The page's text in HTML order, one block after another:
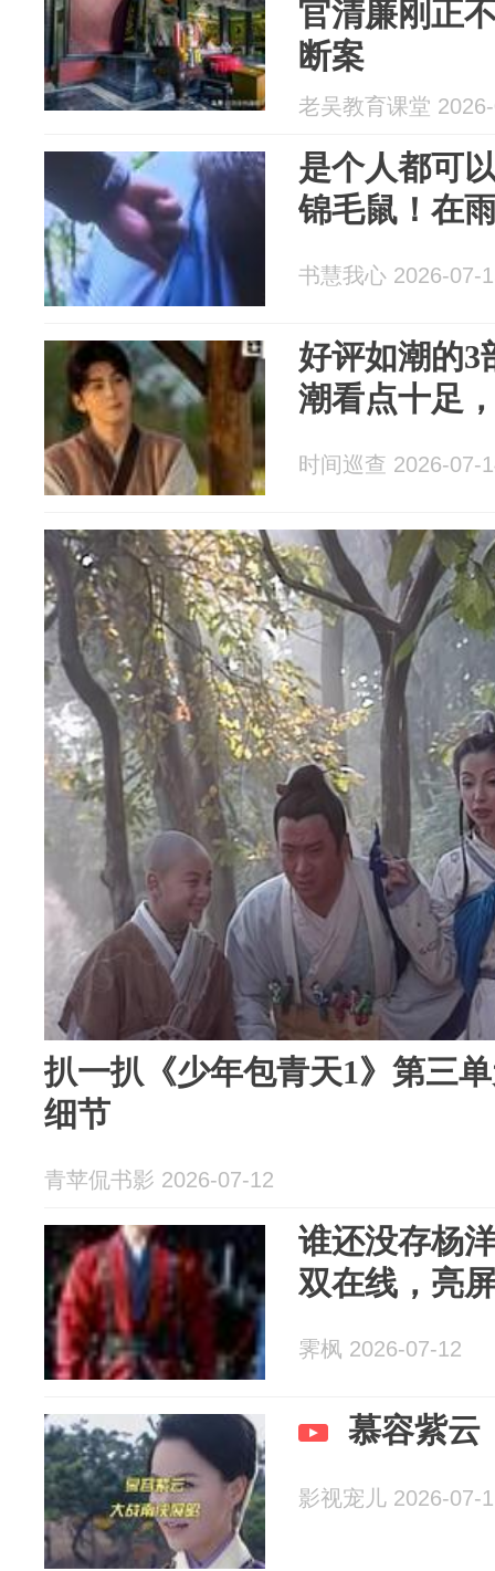
官清廉刚正
断案
老吴教育课堂
是个人都可
锦毛鼠！在
书慧我心 2026-07-
好评如潮的3
潮看点十足
时间巡查 2026-07-
扒一扒《少年包青天1》第三
细节
青苹侃书影 2026-07-12
谁还没存杨
双在线，亮
霁枫 2026-07-12
慕容紫云
影视宠儿 2026-07-